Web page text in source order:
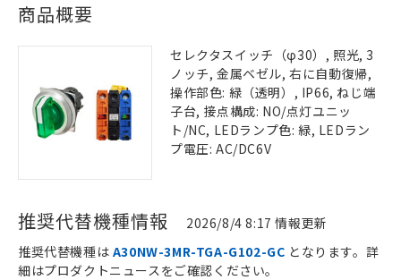
商品概要
セレクタスイッチ（φ30）, 照光, 3
ノッチ, 金属ベゼル, 右に自動復帰,
操作部色: 緑（透明）, IP66, ねじ端
子台, 接点構成: NO/点灯ユニッ
ト/NC, LEDランプ色: 緑, LEDラン
プ電圧: AC/DC6V
推奨代替機種情報 2026/8/4 8:17 情報更新
推奨代替機種は A30NW-3MR-TGA-G102-GC となります。詳
細はプロダクトニュースをご確認ください。